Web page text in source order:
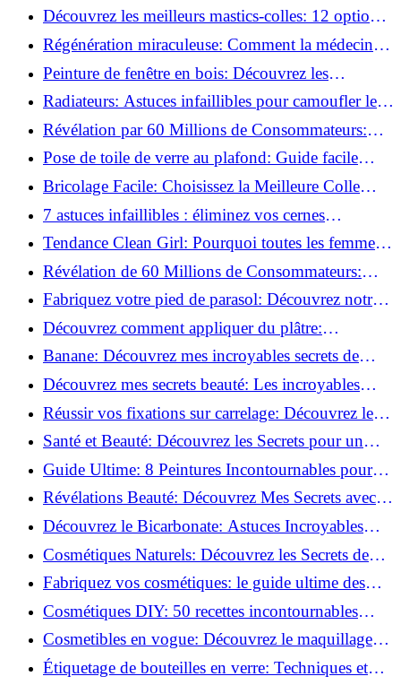
préparer vos surfaces!
Découvrez les meilleurs mastics-colles: 12 options
dès 6,70 €!
Régénération miraculeuse: Comment la médecine
régénérative peut restaurer votre confiance!
Peinture de fenêtre en bois: Découvrez les
techniques infaillibles pour un résultat parfait!
Radiateurs: Astuces infaillibles pour camoufler les
tuyaux apparents!
Révélation par 60 Millions de Consommateurs:
Découvrez le sérum anti-rides numéro un!
Pose de toile de verre au plafond: Guide facile
pour débutants!
Bricolage Facile: Choisissez la Meilleure Colle
pour Chaque Matériau!
7 astuces infaillibles : éliminez vos cernes
rapidement !
Tendance Clean Girl: Pourquoi toutes les femmes
l'adoptent?
Révélation de 60 Millions de Consommateurs:
Découvrez le meilleur fond de teint pour votre
peau!
Fabriquez votre pied de parasol: Découvrez notre
tutoriel facile !
Découvrez comment appliquer du plâtre:
Techniques pour un mur intérieur parfait!
Banane: Découvrez mes incroyables secrets de
beauté!
Découvrez mes secrets beauté: Les incroyables
vertus du curcuma!
Réussir vos fixations sur carrelage: Découvrez les
astuces infaillibles !
Santé et Beauté: Découvrez les Secrets pour un
Bien-être Optimal!
Guide Ultime: 8 Peintures Incontournables pour
Bois Extérieurs!
Révélations Beauté: Découvrez Mes Secrets avec le
Thé Vert Matcha!
Découvrez le Bicarbonate: Astuces Incroyables
pour Votre Quotidien!
Cosmétiques Naturels: Découvrez les Secrets de
Beauté Éco-responsables!
Fabriquez vos cosmétiques: le guide ultime des
produits de beauté maison!
Cosmétiques DIY: 50 recettes incontournables
pour sublimer votre beauté naturelle!
Cosmetibles en vogue: Découvrez le maquillage
100% comestible!
Étiquetage de bouteilles en verre: Techniques et